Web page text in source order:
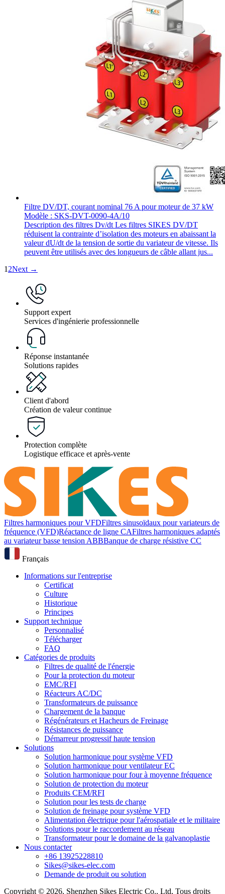
Filtre DV/DT, courant nominal 76 A pour moteur de 37 kW
Modèle : SKS-DVT-0090-4A/10
Description des filtres Dv/dt Les filtres SIKES DV/DT
réduisent la contrainte d’isolation des moteurs en abaissant la
valeur dU/dt de la tension de sortie du variateur de vitesse. Ils
peuvent être utilisés avec des longueurs de câble allant jus...
1 2Next →
Support expert
Services d'ingénierie professionnelle
Réponse instantanée
Solutions rapides
Client d'abord
Création de valeur continue
Protection complète
Logistique efficace et après-vente
Filtres harmoniques pour VFDFiltres sinusoïdaux pour variateurs de
fréquence (VFD)Réactance de ligne CAFiltres harmoniques adaptés
au variateur basse tension ABBBanque de charge résistive CC
Français
Informations sur l'entreprise
Certificat
Culture
Historique
Principes
Support technique
Personnalisé
Télécharger
FAQ
Catégories de produits
Filtres de qualité de l'énergie
Pour la protection du moteur
EMC/RFI
Réacteurs AC/DC
Transformateurs de puissance
Chargement de la banque
Régénérateurs et Hacheurs de Freinage
Résistances de puissance
Démarreur progressif haute tension
Solutions
Solution harmonique pour système VFD
Solution harmonique pour ventilateur EC
Solution harmonique pour four à moyenne fréquence
Solution de protection du moteur
Produits CEM/RFI
Solution pour les tests de charge
Solution de freinage pour système VFD
Alimentation électrique pour l'aérospatiale et le militaire
Solutions pour le raccordement au réseau
Transformateur pour le domaine de la galvanoplastie
Nous contacter
+86 13925228810
Sikes@sikes-elec.com
Demande de produit ou solution
Copyright © 2026, Shenzhen Sikes Electric Co., Ltd, Tous droits